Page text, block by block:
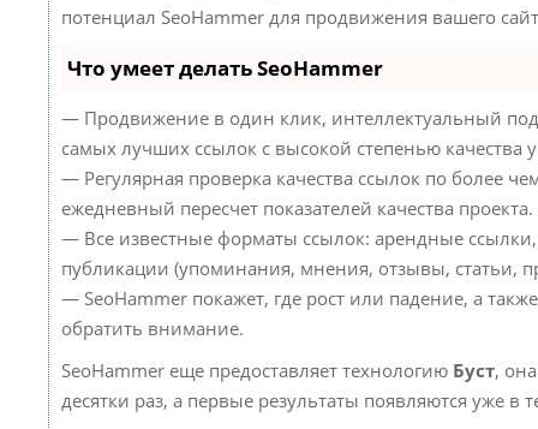
потенциал SeoHammer для продвижения вашего
Что умеет делать SeoHammer
— Продвижение в один клик, интеллектуальный
самых лучших ссылок с высокой степенью качества
— Регулярная проверка качества ссылок по более
ежедневный пересчет показателей качества проекта.
— Все известные форматы ссылок: арендные
публикации (упоминания, мнения, отзывы, статьи,
— SeoHammer покажет, где рост или падение, а
обратить внимание.
SeoHammer еще предоставляет технологию Буст,
десятки раз, а первые результаты появляются уже в